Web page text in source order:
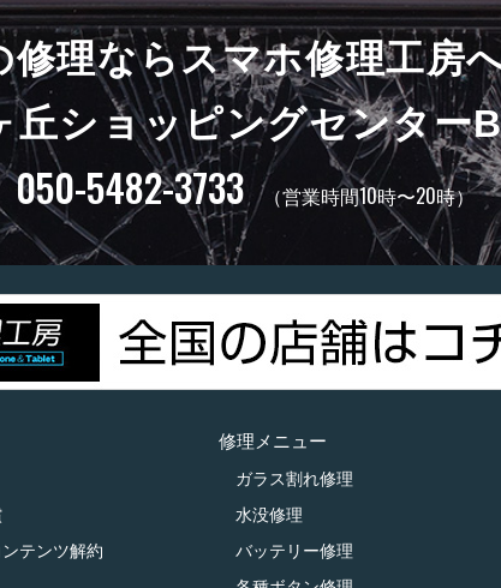
理ならスマホ修理工房へ
丘ショッピングセンター
050-5482-3733 （営業時間10時〜20時）
テンツ解約
修理メニュー
ガラス割れ修理
水没修理
バッテリー修理